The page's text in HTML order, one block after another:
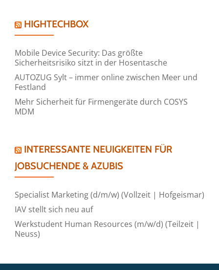
HIGHTECHBOX
Mobile Device Security: Das größte
Sicherheitsrisiko sitzt in der Hosentasche
AUTOZUG Sylt – immer online zwischen Meer und
Festland
Mehr Sicherheit für Firmengeräte durch COSYS
MDM
INTERESSANTE NEUIGKEITEN FÜR
JOBSUCHENDE & AZUBIS
Specialist Marketing (d/m/w) (Vollzeit | Hofgeismar)
IAV stellt sich neu auf
Werkstudent Human Resources (m/w/d) (Teilzeit |
Neuss)